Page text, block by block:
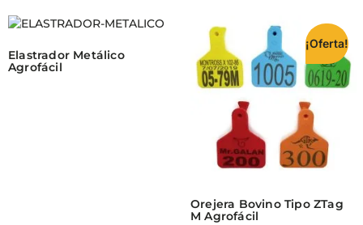
Elastrador Metálico
Agrofácil
¡Oferta!
Orejera Bovino Tipo ZTag
M Agrofácil